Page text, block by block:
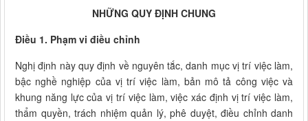
NHỮNG QUY ĐỊNH CHUNG
Điều 1. Phạm vi điều chỉnh
Nghị định này quy định về nguyên tắc, danh mục vị trí việc làm,
bậc nghề nghiệp của vị trí việc làm, bản mô tả công việc và
khung năng lực của vị trí việc làm, việc xác định vị trí việc làm,
thẩm quyền, trách nhiệm quản lý, phê duyệt, điều chỉnh danh